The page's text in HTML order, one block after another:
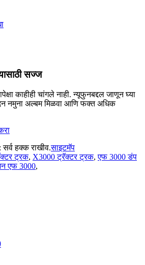
सज्ज
काहीही चांगले नाही. न्यूफुनबद्दल जाणून घ्या
नमुना अल्बम मिळवा आणि फक्त अधिक
हक्क राखीव.साइटमॅप
ट्रक, X3000 ट्रॅक्टर ट्रक,एफ 3000 डंप
एफ 3000,